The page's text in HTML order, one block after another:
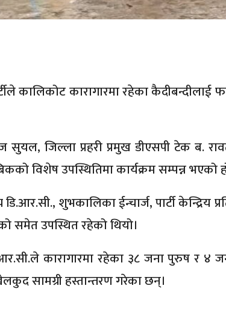
कालिकोट कारागारमा रहेका
सुयल, जिल्ला प्रहरी प्रमुख डीएसपी टेक ब.
विशेष उपस्थितिमा कार्यक्रम सम्पन्न भएको
शुभकालिका ईन्चार्ज, पार्टी केन्द्रिय
समेत उपस्थित रहेको थियो।
कारागारमा रहेका ३८ जना पुरुष र ४
सामग्री हस्तान्तरण गरेका छन्।